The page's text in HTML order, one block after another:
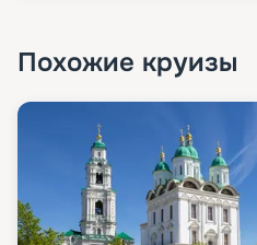
Похожие круизы